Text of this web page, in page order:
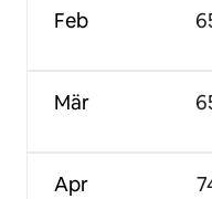
Feb
Mär
Apr